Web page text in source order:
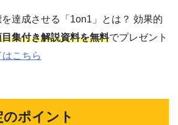
達成させる「1on1」とは？ 効果的
集付き解説資料を無料でプレゼント
こちら
のポイント